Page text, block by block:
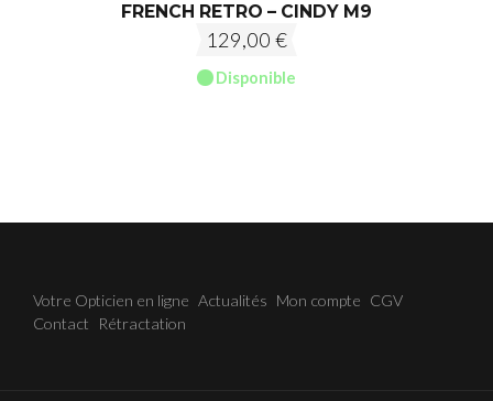
FRENCH RETRO – CINDY M9
129,00 €
Disponible
Votre Opticien en ligne Actualités Mon compte CGV
Contact
Rétractation